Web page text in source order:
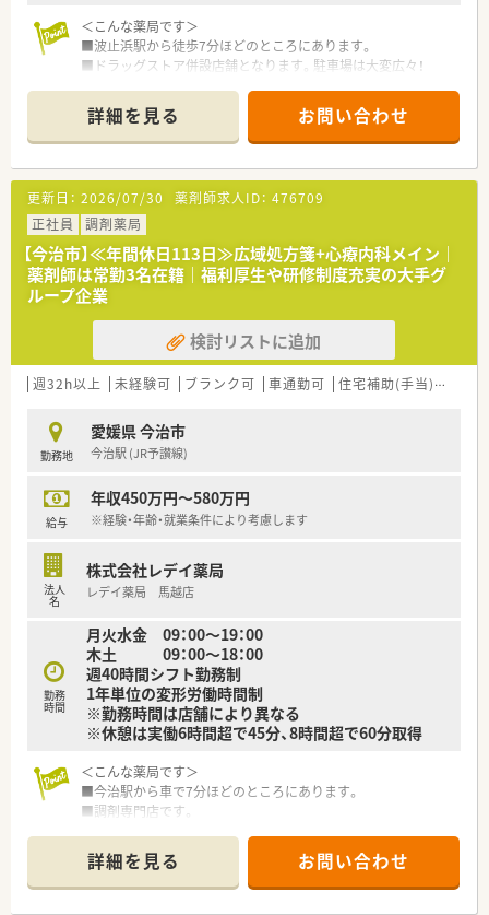
＜こんな薬局です＞
■波止浜駅から徒歩7分ほどのところにあります。
■ドラッグストア併設店舗となります。駐車場は大変広々！
り口もございます。
■薬剤師は常時3名、パート2名在籍しています。事務員は3名在
籍しています。
■電子薬歴・監査システム・散剤分包機（Vマス）導入済みです。
■投薬口は2カ所。立ち投薬・座り投薬どちらも対応が可能です。
■面接時に適性等を見て配属先を最終決定いたします。
当店舗以外での配属となる場合もございます。
＜業務内容＞
■近隣にある病院からの処方箋がメイン。その他広域処方も取
り扱います。
■処方箋枚数は1日平均60枚/日。
■調剤・投薬・監査・OTC販売など薬剤師業務全般をお願い致しま
す。
■外来処方の対応だけでなく在宅業務もございます。
す。
＜研修制度＞
■環境の変化に応じ、ステージに合った研修を実施しておりま
す。薬剤師職に特化した研修を経験に応じて準備しております。
師の仕事を学び、仕事への理解を深めることが出来ます。
＜法人特徴＞
でにあのお薬や化粧品を・・・」というお客様の生活シーンに対応
したインストア型、そのインストア型の中でも化粧品を専門に扱
うコスメ店など地域のお客様のニーズに合わせた店舗展開をし
ております。
■ツルハグループとして瀬戸内海圏にてドミナント展開を強化
している地域№１のドラッグチェーンです。
として、利便性と専門性を兼ね備えた店舗展開を図って参りま
す。
■愛媛県を中心に四国・中国エリアに228店舗展開しておりま
す。現在約3割が調剤取扱店舗です。
■様々な福利厚生制度で、業界トップクラスの満足度を誇ってお
ります。誰もが安心して働ける職場づくりを目指しています。
■地域のお客様と共に取り組む地域支援・社会貢献活動も活発に
詳細を見る お問い合わせ
更新日： 2026/07/30 薬剤師求人ID： 476709
正社員
調剤薬局
【今治市】≪年間休日113日≫広域処方箋+心療内科メイン｜
薬剤師は常勤3名在籍｜福利厚生や研修制度充実の大手グ
ループ企業
検討リストに追加
週32h以上 未経験可 ブランク可 車通勤可 住宅補助(手当)あり
勤務地
愛媛県 今治市
今治駅 (JR予讃線)
給与
年収450万円～580万円
※経験・年齢・就業条件により考慮します
法人
名
株式会社レデイ薬局
レデイ薬局 馬越店
勤務
時間
月火水金 09：00～19：00
木土 09：00～18：00
週40時間シフト勤務制
1年単位の変形労働時間制
※勤務時間は店舗により異なる
※休憩は実働6時間超で45分、8時間超で60分取得
＜こんな薬局です＞
■今治駅から車で7分ほどのところにあります。
■調剤専門店です。
■電子薬歴・監査システム・散剤分包機（Vマス）導入済みです。
■配属先は人員状況や適性により、面接後に最終決定いたしま
す。
当店舗以外での配属となる場合もございます。
詳細を見る お問い合わせ